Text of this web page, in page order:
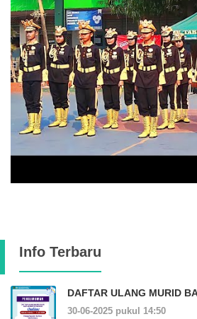
Info Terbaru
DAFTAR ULANG MURID
30-06-2025 pukul 14:50